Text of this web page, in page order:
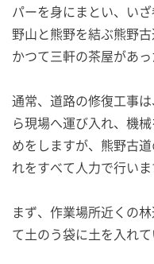
パーを身にまとい、い
野山と熊野を結ぶ熊野
かつて三軒の茶屋があ
通常、道路の修復工事
ら現場へ運び入れ、機
めをしますが、熊野古
れをすべて人力で行いま
まず、作業場所近くの
て土のう袋に土を入れて